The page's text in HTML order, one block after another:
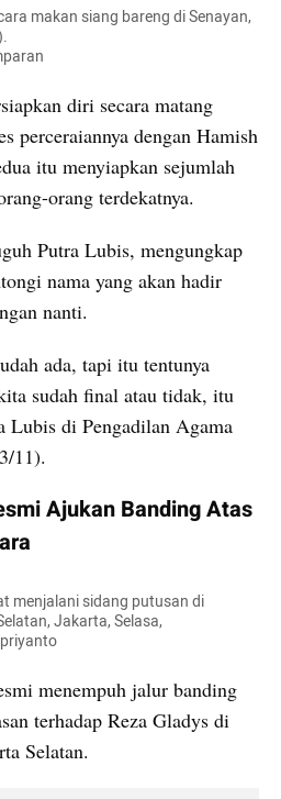
makan siang bareng di Senayan,
diri secara matang
perceraiannya dengan Hamish
itu menyiapkan sejumlah
orang terdekatnya.
Putra Lubis, mengungkap
nama yang akan hadir
nanti.
ada, tapi itu tentunya
sudah final atau tidak, itu
Lubis di Pengadilan Agama
11).
Ajukan Banding Atas
menjalani sidang putusan di
Jakarta, Selasa,
menempuh jalur banding
terhadap Reza Gladys di
Selatan.